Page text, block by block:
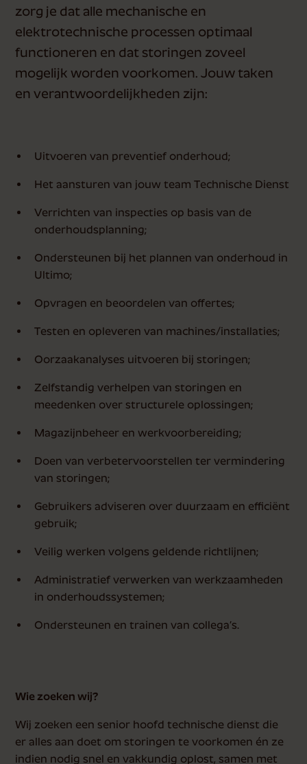
zorg je dat alle mechanische en
elektrotechnische processen optimaal
functioneren en dat storingen zoveel
mogelijk worden voorkomen. Jouw taken
en verantwoordelijkheden zijn:
Uitvoeren van preventief onderhoud;
Het aansturen van jouw team Technische Dienst
Verrichten van inspecties op basis van de
onderhoudsplanning;
Ondersteunen bij het plannen van onderhoud in
Ultimo;
Opvragen en beoordelen van offertes;
Testen en opleveren van machines/installaties;
Oorzaakanalyses uitvoeren bij storingen;
Zelfstandig verhelpen van storingen en
meedenken over structurele oplossingen;
Magazijnbeheer en werkvoorbereiding;
Doen van verbetervoorstellen ter vermindering
van storingen;
Gebruikers adviseren over duurzaam en efficiënt
gebruik;
Veilig werken volgens geldende richtlijnen;
Administratief verwerken van werkzaamheden
in onderhoudssystemen;
Ondersteunen en trainen van collega’s.
Wie zoeken wij?
Wij zoeken een senior hoofd technische dienst die
er alles aan doet om storingen te voorkomen én ze
indien nodig snel en vakkundig oplost, samen met